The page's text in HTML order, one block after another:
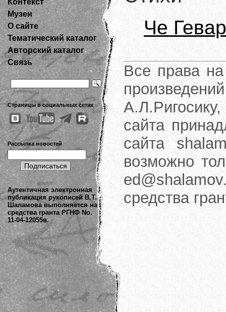
Контекст
Музеи
О сайте
Тематический каталог
Авторский каталог
Связь
Страницы в социальных сетях
Рассылка новостей
Аутентичная электронная
публикация рукописей В.Т.
Шаламова выполняется на
средства гранта РГНФ No.
11-04-12055в.
Че
Все права на
сайта
сайта
возможно
средства